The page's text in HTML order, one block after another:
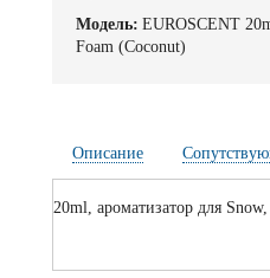
Модель: EUROSCENT
Foam (Coconut)
Описание
20ml, ароматизатор для